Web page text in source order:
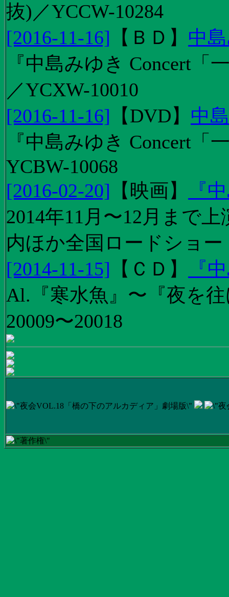
抜)／YCCW-10284
[2016-11-16] 【 ＢＤ 】 中
『中島みゆき Concert
／YCXW-10010
[2016-11-16] 【DVD】 中
『中島みゆき Concert
YCBW-10068
[2016-02-20] 【 映画】
『
2014年11月〜12月まで
内ほか全国ロードショー
[2014-11-15] 【 ＣＤ 】
『
Al.『寒水魚』〜『夜を
20009〜20018